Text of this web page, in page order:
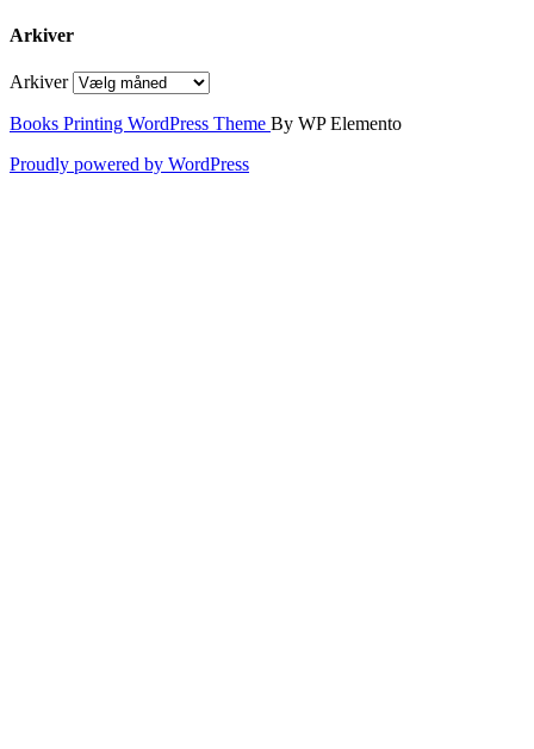
Arkiver
Arkiver
Books Printing WordPress Theme By WP Elemento
Proudly powered by WordPress